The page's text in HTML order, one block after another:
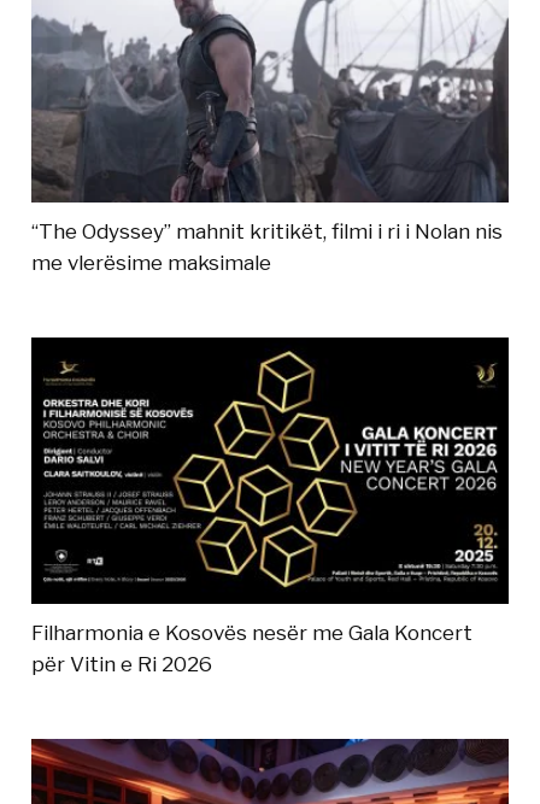
“The Odyssey” mahnit kritikët, filmi i ri i Nolan nis
me vlerësime maksimale
Filharmonia e Kosovës nesër me Gala Koncert
për Vitin e Ri 2026